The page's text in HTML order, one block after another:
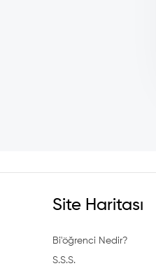
Site Haritası
Bi'öğrenci Nedir?
S.S.S.